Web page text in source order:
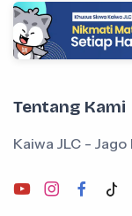
Tentang Kami
Kaiwa JLC - Jago